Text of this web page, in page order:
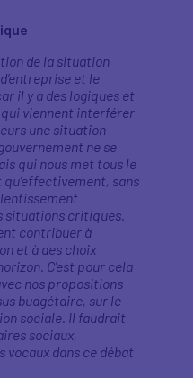
de la situation
et le
il y a des logiques et
viennent interférer
une situation
ne se
qui nous met tous le
sans
situations critiques.
contribuer à
et à des choix
C'est pour cela
nos propositions
budgétaire, sur le
sociale. Il faudrait
sociaux,
dans ce débat